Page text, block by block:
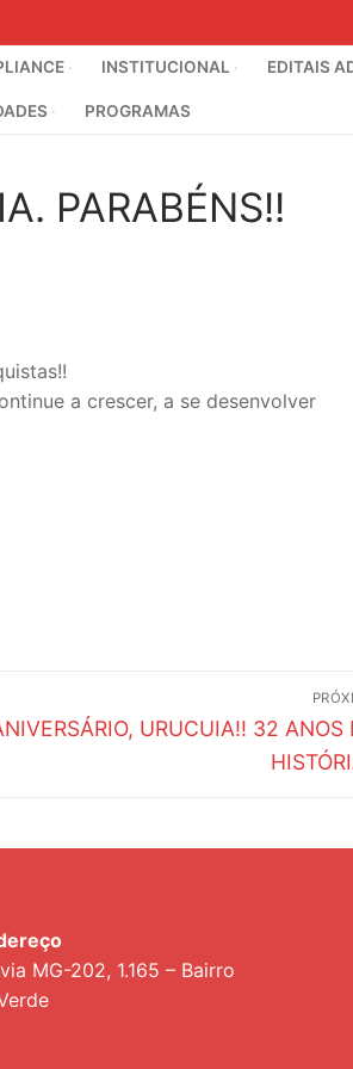
INSTITUCIONAL EDITAIS
PROGRAMAS
PARABÉNS!!
a crescer, a se desenvolver
URUCUIA!! 32 ANOS
MG-202, 1.165 – Bairro